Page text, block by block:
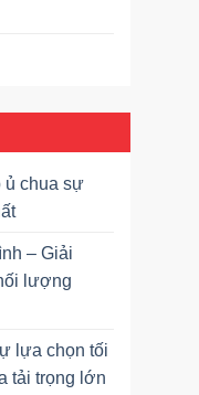
ủ chua sự
– Giải
lượng
lựa chọn tối
tải trọng lớn